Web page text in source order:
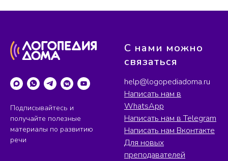
Подписывайтесь и
получайте полезные
материалы по развитию
речи
С нами можно
связаться
help@logopediadoma.ru
Написать нам в
WhatsApp
Написать нам в Telegram
Написать нам Вконтакте
Для новых
преподавателей